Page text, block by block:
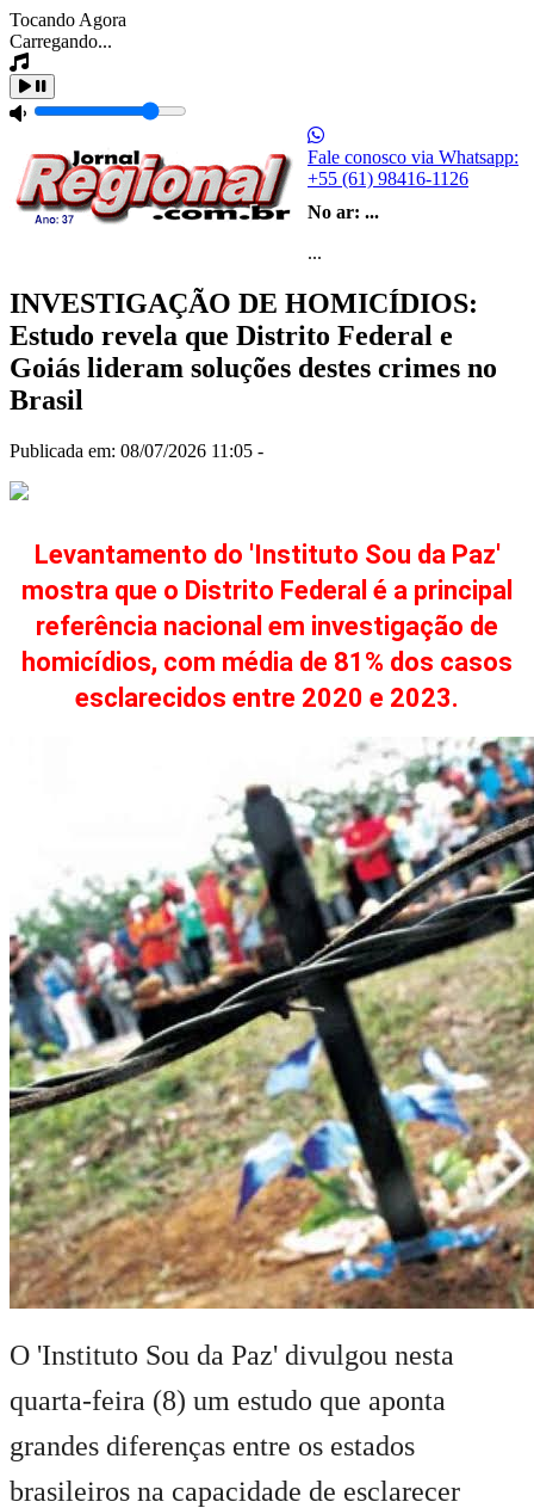
Tocando Agora
Carregando...
Fale conosco via Whatsapp:
+55 (61) 98416-1126
No ar: ...
...
INVESTIGAÇÃO DE HOMICÍDIOS:
Estudo revela que Distrito Federal e
Goiás lideram soluções destes crimes no
Brasil
Publicada em: 08/07/2026 11:05 -
Levantamento do 'Instituto Sou da Paz'
mostra que o Distrito Federal é a principal
referência nacional em investigação de
homicídios, com média de 81% dos casos
esclarecidos entre 2020 e 2023.
O 'Instituto Sou da Paz' divulgou nesta
quarta-feira (8) um estudo que aponta
grandes diferenças entre os estados
brasileiros na capacidade de esclarecer